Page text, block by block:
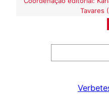
Tavares